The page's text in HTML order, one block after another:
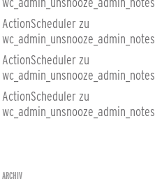
ActionSchedulerzu
wc_admin_unsnooze_admin_notes
ActionSchedulerzu
wc_admin_unsnooze_admin_notes
ActionSchedulerzu
wc_admin_unsnooze_admin_notes
ARCHIV